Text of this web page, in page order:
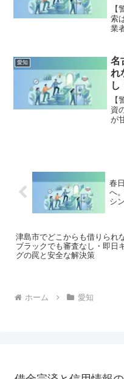
策
索
業
町
出
全
愛知
名
れ
し
資
が
春
へ
シ
津島市でどこからも借りられ
ブラックでも審査なし・即日
グの罠と安全な解決策
ホーム 愛知